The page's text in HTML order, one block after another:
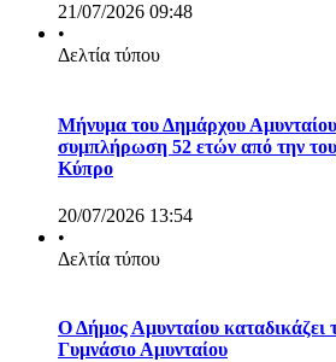
21/07/2026 09:48
•
Δελτία τύπου
Μήνυμα του Δημάρχου
συμπλήρωση 52 ετών από την
Κύπρο
20/07/2026 13:54
•
Δελτία τύπου
Ο Δήμος Αμυνταίου καταδικάζει
Γυμνάσιο Αμυνταίου